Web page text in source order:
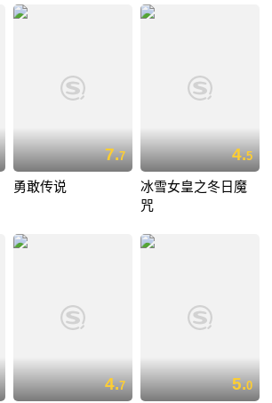
7.7
勇敢传说
4.5
冰雪女皇之冬日魔
咒
4.7 5.0